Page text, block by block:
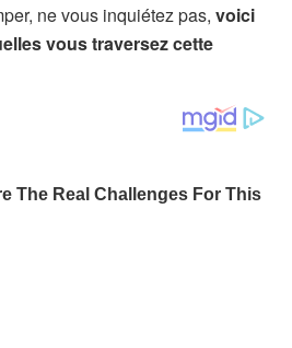
ne vous inquiétez pas, voici
vous traversez cette